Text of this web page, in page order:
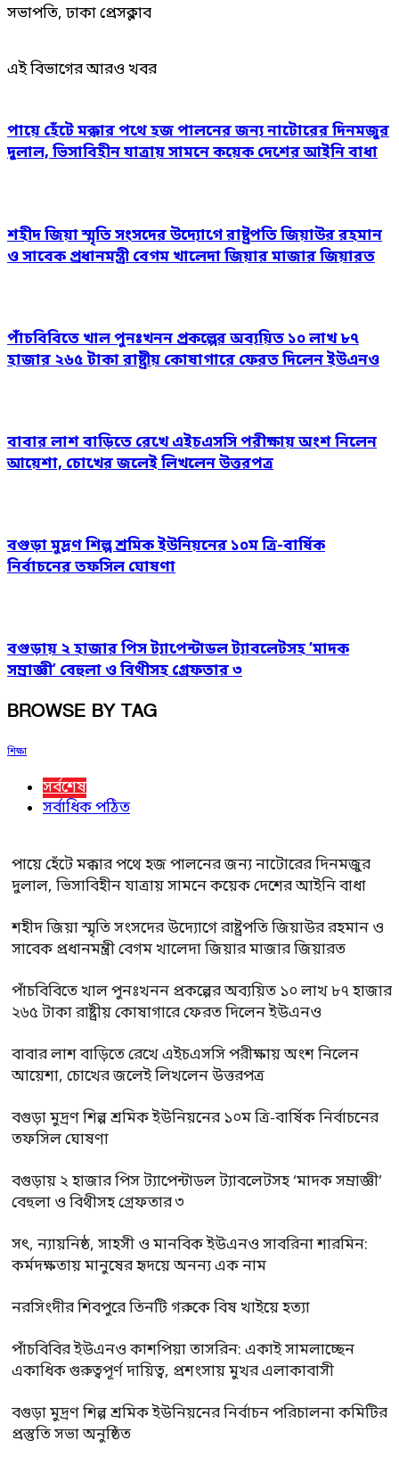
সভাপতি, ঢাকা প্রেসক্লাব
এই বিভাগের আরও খবর
পায়ে হেঁটে মক্কার পথে হজ পালনের জন্য নাটোরের দিনমজুর
দুলাল, ভিসাবিহীন যাত্রায় সামনে কয়েক দেশের আইনি বাধা
শহীদ জিয়া স্মৃতি সংসদের উদ্যোগে রাষ্ট্রপতি জিয়াউর রহমান
ও সাবেক প্রধানমন্ত্রী বেগম খালেদা জিয়ার মাজার জিয়ারত
পাঁচবিবিতে খাল পুনঃখনন প্রকল্পের অব্যয়িত ১০ লাখ ৮৭
হাজার ২৬৫ টাকা রাষ্ট্রীয় কোষাগারে ফেরত দিলেন ইউএনও
বাবার লাশ বাড়িতে রেখে এইচএসসি পরীক্ষায় অংশ নিলেন
আয়েশা, চোখের জলেই লিখলেন উত্তরপত্র
বগুড়া মুদ্রণ শিল্প শ্রমিক ইউনিয়নের ১০ম ত্রি-বার্ষিক
নির্বাচনের তফসিল ঘোষণা
বগুড়ায় ২ হাজার পিস ট্যাপেন্টাডল ট্যাবলেটসহ ‘মাদক
সম্রাজ্ঞী’ বেহুলা ও বিথীসহ গ্রেফতার ৩
BROWSE BY TAG
শিক্ষা
সর্বশেষ
সর্বাধিক পঠিত
পায়ে হেঁটে মক্কার পথে হজ পালনের জন্য নাটোরের দিনমজুর
দুলাল, ভিসাবিহীন যাত্রায় সামনে কয়েক দেশের আইনি বাধা
শহীদ জিয়া স্মৃতি সংসদের উদ্যোগে রাষ্ট্রপতি জিয়াউর রহমান ও
সাবেক প্রধানমন্ত্রী বেগম খালেদা জিয়ার মাজার জিয়ারত
পাঁচবিবিতে খাল পুনঃখনন প্রকল্পের অব্যয়িত ১০ লাখ ৮৭ হাজার
২৬৫ টাকা রাষ্ট্রীয় কোষাগারে ফেরত দিলেন ইউএনও
বাবার লাশ বাড়িতে রেখে এইচএসসি পরীক্ষায় অংশ নিলেন
আয়েশা, চোখের জলেই লিখলেন উত্তরপত্র
বগুড়া মুদ্রণ শিল্প শ্রমিক ইউনিয়নের ১০ম ত্রি-বার্ষিক নির্বাচনের
তফসিল ঘোষণা
বগুড়ায় ২ হাজার পিস ট্যাপেন্টাডল ট্যাবলেটসহ ‘মাদক সম্রাজ্ঞী’
বেহুলা ও বিথীসহ গ্রেফতার ৩
সৎ, ন্যায়নিষ্ঠ, সাহসী ও মানবিক ইউএনও সাবরিনা শারমিন:
কর্মদক্ষতায় মানুষের হৃদয়ে অনন্য এক নাম
নরসিংদীর শিবপুরে তিনটি গরুকে বিষ খাইয়ে হত্যা
পাঁচবিবির ইউএনও কাশপিয়া তাসরিন: একাই সামলাচ্ছেন
একাধিক গুরুত্বপূর্ণ দায়িত্ব, প্রশংসায় মুখর এলাকাবাসী
বগুড়া মুদ্রণ শিল্প শ্রমিক ইউনিয়নের নির্বাচন পরিচালনা কমিটির
প্রস্তুতি সভা অনুষ্ঠিত